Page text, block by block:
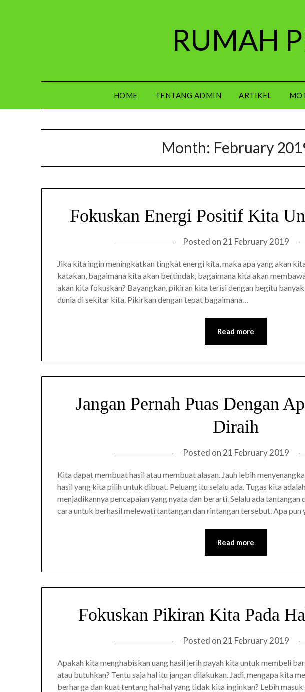
RUMAH
HOME TENTANG ADMIN ARTIKEL
Month: February
Fokuskan Energi Positif Kita
Posted on 21 February 2019
Jika kita ingin meningkatkan tingkat energi kita, maka apa yang akan
katakan, bagaimana kita akan bertindak, bagaimana kita akan
akan kita fokuskan? Bayangkan, pikiran kita terisi dengan begitu
dunia di sekitar kita. Pikirkan dengan tepat bagaimana…
Read more
Jangan Pernah Puas Dengan
Diraih
Posted on21 February 2019
Kita dapat membuat hasil atau membuat alasan. Jauh lebih
hasil yang kita pilih untuk dibuat. Peluang itu selalu ada. Tugas kita
menjadikannya pencapaian yang nyata dan berarti. Selalu ada tantangan
cara untuk berhasil melewati tantangan dan rintangan tersebut. Apa
Read more
Fokuskan Pikiran Kita Pada
Posted on 21 February 2019
Apakah kita menghabiskan uang hasil jerih payah kita untuk membeli
atau butuhkan? Tentu saja hal itu jangan dilakukan. Jadi, mengapa kita
berharga dan kuat tentang hal-hal yang tidak kita inginkan? Lebih